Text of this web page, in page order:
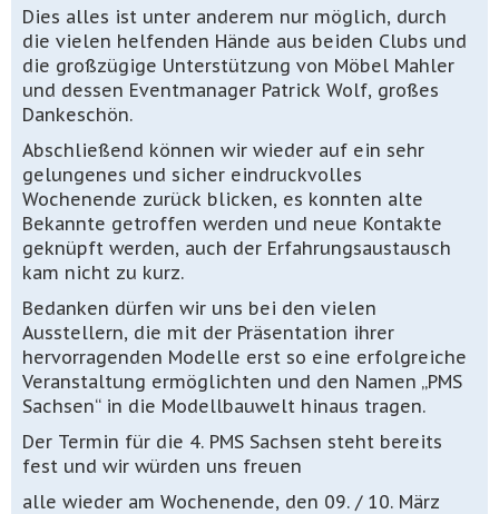
Dies alles ist unter anderem nur möglich, durch
die vielen helfenden Hände aus beiden Clubs und
die großzügige Unterstützung von Möbel Mahler
und dessen Eventmanager Patrick Wolf, großes
Dankeschön.
Abschließend können wir wieder auf ein sehr
gelungenes und sicher eindruckvolles
Wochenende zurück blicken, es konnten alte
Bekannte getroffen werden und neue Kontakte
geknüpft werden, auch der Erfahrungsaustausch
kam nicht zu kurz.
Bedanken dürfen wir uns bei den vielen
Ausstellern, die mit der Präsentation ihrer
hervorragenden Modelle erst so eine erfolgreiche
Veranstaltung ermöglichten und den Namen „PMS
Sachsen“ in die Modellbauwelt hinaus tragen.
Der Termin für die 4. PMS Sachsen steht bereits
fest und wir würden uns freuen
alle wieder am Wochenende, den 09. / 10. März